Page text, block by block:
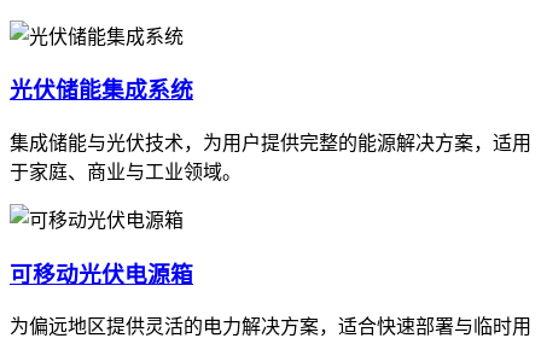
光伏储能集成系统
集成储能与光伏技术，为用户提供完整的能源解决方案，适用
于家庭、商业与工业领域。
可移动光伏电源箱
为偏远地区提供灵活的电力解决方案，适合快速部署与临时用